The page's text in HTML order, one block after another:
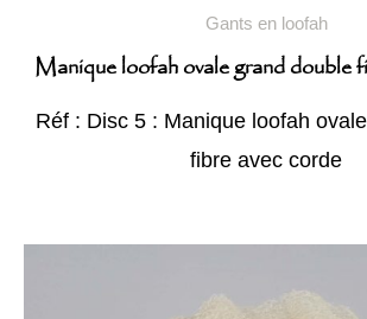
Gants en loofah
Manique loofah ovale grand double
Réf : Disc 5 : Manique loofah
fibre avec corde